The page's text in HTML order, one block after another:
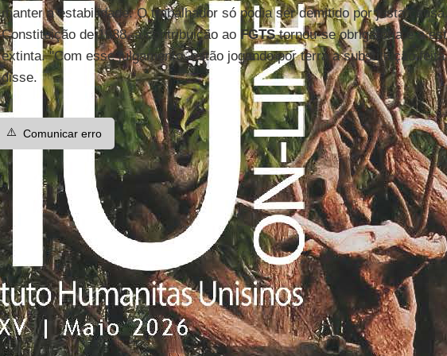
manter a estabilidade. O trabalhador só podia ser demitido por justa
Constituição de 1988, a contribuição ao FGTStornou-se obrigatória e a
extinta. "Com esse julgamento, estão jogando por terra a substituição
disse.
⚠️ Comunicar erro